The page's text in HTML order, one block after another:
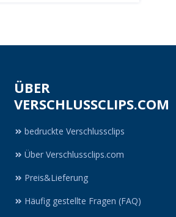
ÜBER
VERSCHLUSSCLIPS.COM
bedruckte Verschlussclips
Über Verschlussclips.com
Preis&Lieferung
Häufig gestellte Fragen (FAQ)